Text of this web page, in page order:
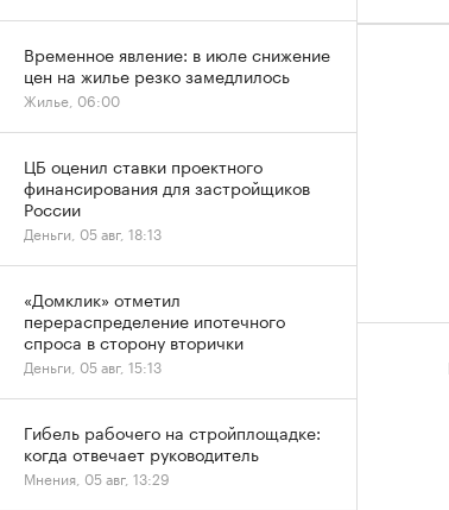
Временное явление: в июле снижение
цен на жилье резко замедлилось
Жилье, 06:00
ЦБ оценил ставки проектного
финансирования для застройщиков
России
Деньги, 05 авг, 18:13
«Домклик» отметил
перераспределение ипотечного
спроса в сторону вторички
Деньги, 05 авг, 15:13
Гибель рабочего на стройплощадке:
когда отвечает руководитель
Мнения, 05 авг, 13:29